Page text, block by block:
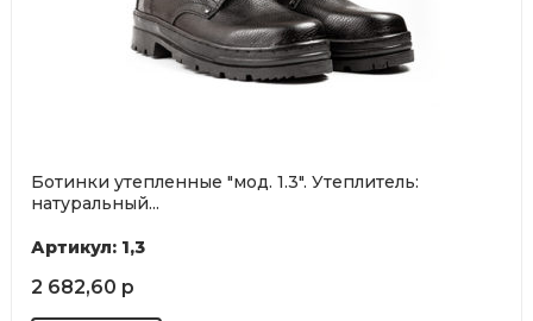
Ботинки утепленные "мод. 1.3". Утеплитель:
натуральный...
Артикул: 1,3
2 682,60 р